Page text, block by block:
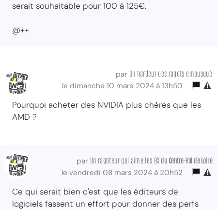
serait souhaitable pour 100 à 125€.
@++
par Un hardeur des ragots embusqué
le dimanche 10 mars 2024 à 13h50
Pourquoi acheter des NVIDIA plus chères que les
AMD ?
par Un ragoteur qui aime les BX du Centre-Val de Loire
le vendredi 08 mars 2024 à 20h52
Ce qui serait bien c'est que les éditeurs de
logiciels fassent un effort pour donner des perfs